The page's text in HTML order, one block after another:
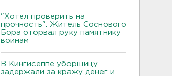
"Хотел проверить на
прочность". Житель Соснового
Бора оторвал руку памятнику
воинам
В Кингисеппе уборщицу
задержали за кражу денег и